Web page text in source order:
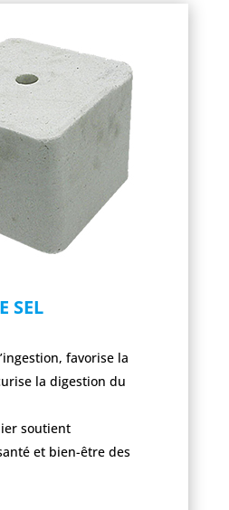
SEL
favorise la
la digestion du
soutient
et bien-être des